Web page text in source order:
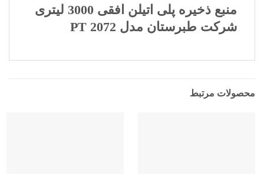
منبع ذخیره پلی اتیلن افقی 3000 لیتری
شرکت طبرستان مدل PT 2072
محصولات مرتبط